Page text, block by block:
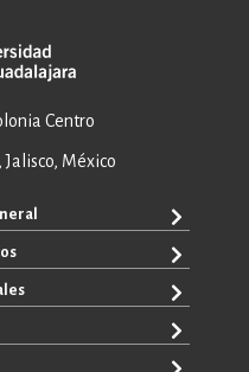
Centro
México